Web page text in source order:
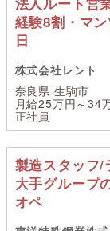
経験8割・マ
日
株式会社レント
奈良県 生駒市
月給25万円～34
正社員
製造スタッフ/
大手グループ
オペ